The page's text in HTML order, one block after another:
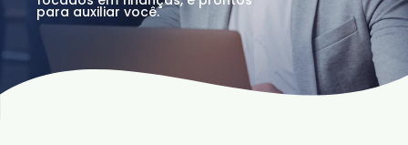
para auxiliar você.